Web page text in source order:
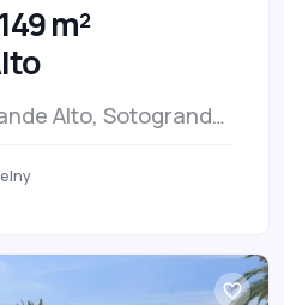
m²
Alto, Sotogrande